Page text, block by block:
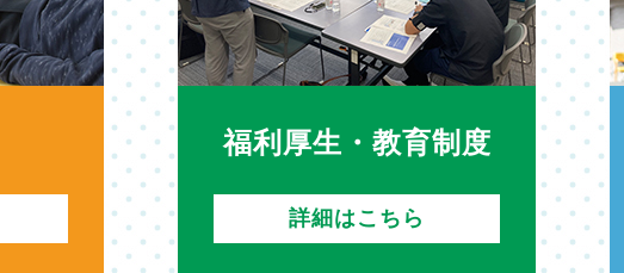
福利厚生・教育制度
詳細はこちら